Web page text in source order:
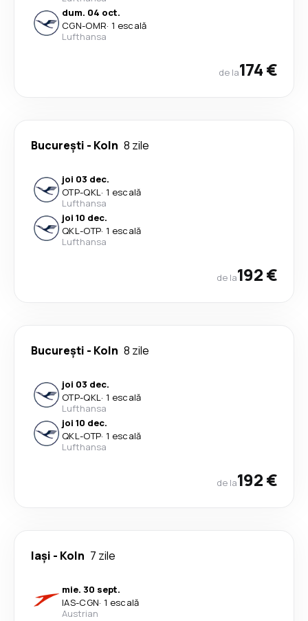
dum. 04 oct.
CGN-OMR· 1 escală
Lufthansa
de la174 €
București - Koln 8 zile
joi 03 dec.
OTP-QKL· 1 escală
Lufthansa
joi 10 dec.
QKL-OTP· 1 escală
Lufthansa
de la192 €
București - Koln 8 zile
joi 03 dec.
OTP-QKL· 1 escală
Lufthansa
joi 10 dec.
QKL-OTP· 1 escală
Lufthansa
de la192 €
Iași - Koln 7 zile
mie. 30 sept.
IAS-CGN· 1 escală
Austrian